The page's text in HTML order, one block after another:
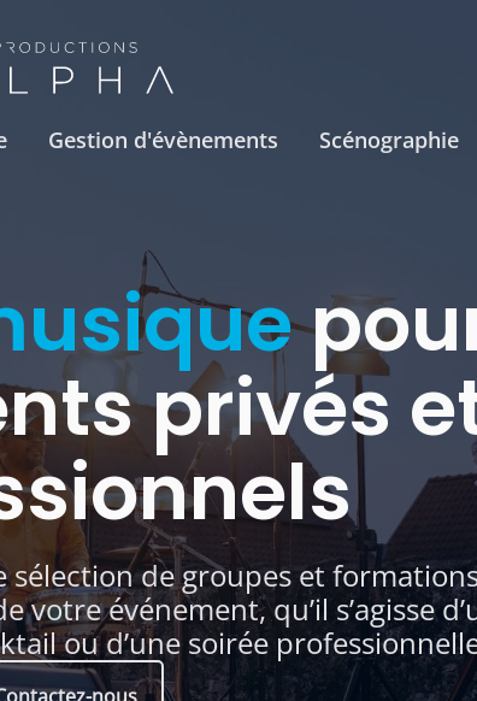
Gestion d'évènements Scénographie
privés
de groupes et
événement, qu’il s’agisse
ou d’une soirée